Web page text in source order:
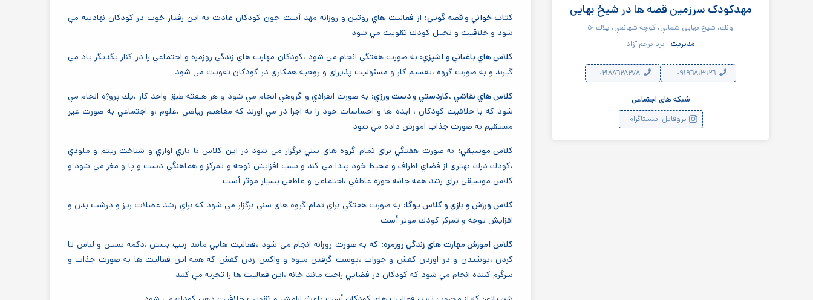
مهدکودک سرزمين قصه ها در شیخ بهایی
ونك، شيخ بهايي شمالي، كوچه شهانقي، پلاك ٥٠
مدیریت
پرنا پرچم آزاد
٠٩١٩٦٨١٣١٢٦ ٠٢١٨٨٦٢٨٢٧٨
شبکه های اجتماعی
پروفایل اینستاگرام
كتاب خواني و قصه گويي: از فعاليت هاي روتين و روزانه مهد أست چون كودكان عادت به اين رفتار خوب در كودكان نهادينه مي
شود و خلاقيت و تخيل كودك تقويت مي شود
كلاس هاي باغباني و اشپزي: به صورت هفتگي انجام مي شود ،كودكان مهارت هاي زندگي روزمره و اجتماعي را در كنار يگديگر ياد مي
گيرند و به صورت گروه ،تقسيم كار و مسئوليت پذيراي و روحيه همكاري در كودكان تقويت مي شود
كلاس هاي نقاشي ،كاردستي و دست ورزي: به صورت انفرادي و گروهي انجام مي شود و هر هـفته طبق واحد كار ،يك پروژه انجام مي
شود كه با خلاقيت كودكان ، ايده ها و احساسات خود را به اجرا در مي اورند كه مفاهيم رياضي ،علوم ،و اجتماعي به صورت غير
مستقيم به صورت جذاب اموزش داده مي شود
كلاس موسيقي: به صورت هفتگي براي تمام گروه هاي سني برگزار مي شود در اين كلاس با بازي اوازي و شناخت ريتم و ملودي
،كودك درك بهتري از فضاي اطراف و محيط خود پيدا مي كند و سبب افزايش توجه و تمركز و هماهنگي دست و پا و مغز مي شود و
كلاس موسيقي براي رشد همه جانبه حوزه عاطفي ،اجتماعي و عاطفي بسيار موثر أست
كلاس ورزش و بازي و كلاس يوگا: به صورت هفتگي براي تمام گروه هاي سني برگزار مي شود كه براي رشد عضلات ريز و درشت بدن و
افزايش توجه و تمركز كودك موثر أست
كلاس اموزش مهارت هاي زندگي روزمره: كه به صورت روزانه انجام مي شود ،فعاليت هايي مانند زيپ بستن ،دكمه بستن و لباس تا
كردن ،پوشيدن و در اوردن كفش و جوراب ،پوست گرفتن ميوه و واكس زدن كفش كه همه اين فعاليت ها به صورت جذاب و
سرگرم كننده انجام مي شود كه كودكان در فضايي راحت مانند خانه ،اين فعاليت ها را تجربه مي كنند